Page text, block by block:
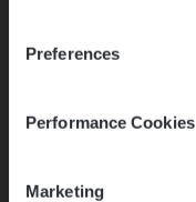
Preferences
Performance Cookies
Marketing